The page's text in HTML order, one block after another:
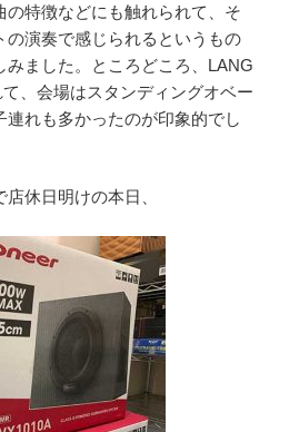
の特徴などにも触れられて、そ
の演奏で感じられるというもの
みました。ところどころ、LANG
、会場はスタンディングオベー
連れも多かったのが印象的でし
休日明けの本日、